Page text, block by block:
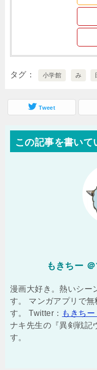
タグ 小学館 み
Tweet
この記事を書いて
もきちー
漫画大好き。熱いシー
す。 マンガアプリで
す。 Twitter： もきち
ナキ先生の『異剣戦記
す。